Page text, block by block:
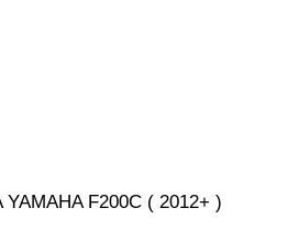
F200C ( 2012+ )